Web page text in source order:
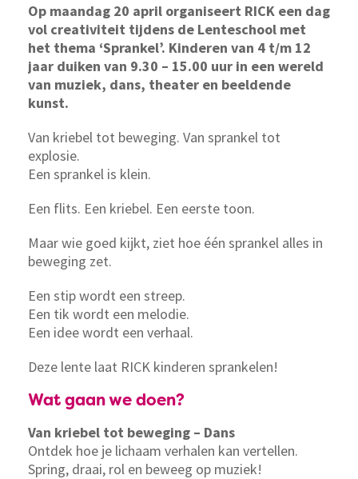
Op maandag 20 april organiseert RICK een dag
vol creativiteit tijdens de Lenteschool met
het thema ‘Sprankel’. Kinderen van 4 t/m 12
jaar duiken van 9.30 – 15.00 uur in een wereld
van muziek, dans, theater en beeldende
kunst.
Van kriebel tot beweging. Van sprankel tot
explosie.
Een sprankel is klein.
Een flits. Een kriebel. Een eerste toon.
Maar wie goed kijkt, ziet hoe één sprankel alles in
beweging zet.
Een stip wordt een streep.
Een tik wordt een melodie.
Een idee wordt een verhaal.
Deze lente laat RICK kinderen sprankelen!
Wat gaan we doen?
Van kriebel tot beweging – Dans
Ontdek hoe je lichaam verhalen kan vertellen.
Spring, draai, rol en beweeg op muziek!